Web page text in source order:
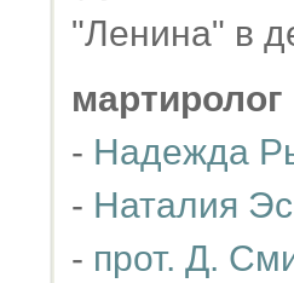
"Ленина" в
мартиролог
- Надежда
- Наталия
- прот. Д.